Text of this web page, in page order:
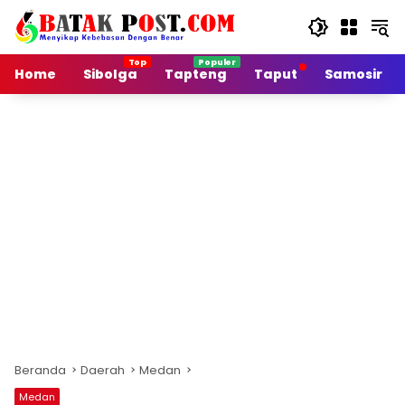
Langsung
konten
Home
Sibolga Tapteng Taput Samosir
Beranda Daerah Medan
Medan